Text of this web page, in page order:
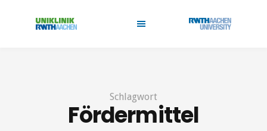
Schlagwort
Fördermittel